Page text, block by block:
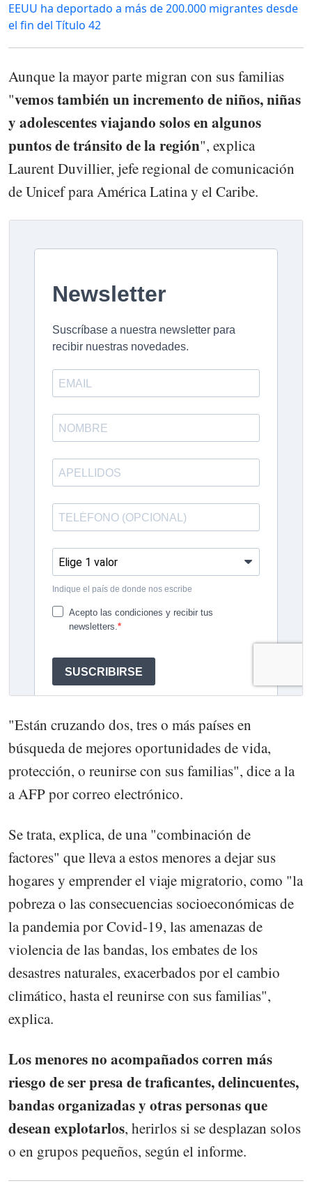
EEUU ha deportado a más de 200.000 migrantes desde
el fin del Título 42
Aunque la mayor parte migran con sus familias
"vemos también un incremento de niños, niñas
y adolescentes viajando solos en algunos
puntos de tránsito de la región", explica
Laurent Duvillier, jefe regional de comunicación
de Unicef para América Latina y el Caribe.
"Están cruzando dos, tres o más países en
búsqueda de mejores oportunidades de vida,
protección, o reunirse con sus familias", dice a la
a AFP por correo electrónico.
Se trata, explica, de una "combinación de
factores" que lleva a estos menores a dejar sus
hogares y emprender el viaje migratorio, como "la
pobreza o las consecuencias socioeconómicas de
la pandemia por Covid-19, las amenazas de
violencia de las bandas, los embates de los
desastres naturales, exacerbados por el cambio
climático, hasta el reunirse con sus familias",
explica.
Los menores no acompañados corren más
riesgo de ser presa de traficantes, delincuentes,
bandas organizadas y otras personas que
desean explotarlos, herirlos si se desplazan solos
o en grupos pequeños, según el informe.